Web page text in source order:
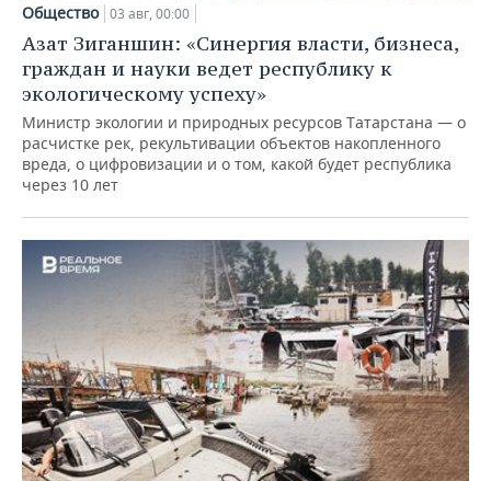
Общество 03 авг, 00:00
Азат Зиганшин: «Синергия власти, бизнеса,
граждан и науки ведет республику к
экологическому успеху»
Министр экологии и природных ресурсов Татарстана — о
расчистке рек, рекультивации объектов накопленного
вреда, о цифровизации и о том, какой будет республика
через 10 лет